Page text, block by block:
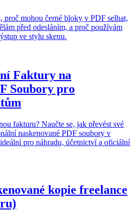
proč mohou černé bloky v PDF selhat,
před odesláním, a proč používám
ve stylu skenu.
Faktury na
Soubory pro
fakturu? Naučte se, jak převést své
naskenované PDF soubory v
pro náhradu, účetnictví a oficiální
kopie freelance